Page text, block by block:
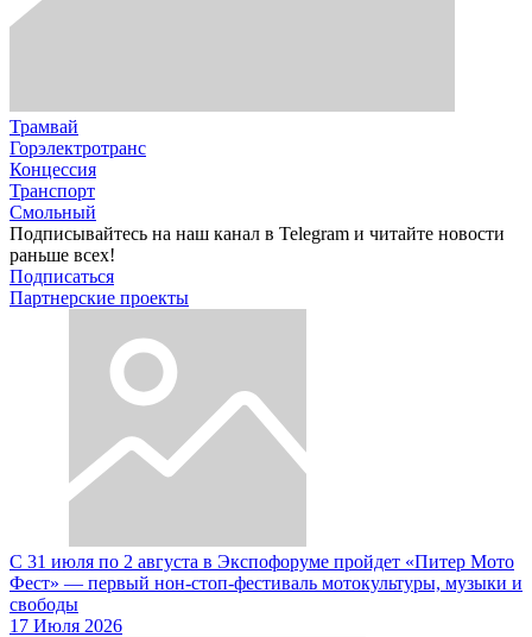
Трамвай
Горэлектротранс
Концессия
Транспорт
Смольный
Подписывайтесь на наш канал в Telegram и читайте новости
раньше всех!
Подписаться
Партнерские проекты
С 31 июля по 2 августа в Экспофоруме пройдет «Питер Мото
Фест» — первый нон-стоп-фестиваль мотокультуры, музыки и
свободы
17 Июля 2026